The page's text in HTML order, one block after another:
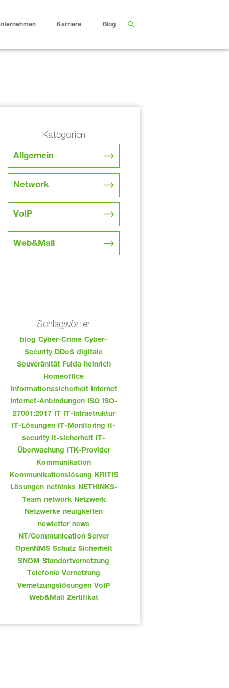
Karriere Blog
Kategorien
Allgemein
Network
VoIP
Web&Mail
Schlagwörter
blog Cyber-Crime Cyber-
Security DDoS digitale
Souveränität Fulda heinrich
Homeoffice
Informationssicherheit Internet
Internet-Anbindungen ISO ISO-
27001:2017 IT
IT-Infrastruktur
IT-Lösungen IT-Monitoring
it-
security it-sicherheit IT-
Überwachung
ITK-Provider
Kommunikation
Kommunikationslösung
KRITIS
Lösungen nethinks NETHINKS-
Team network Netzwerk
Netzwerke neuigkeiten
newletter news
NT/Communication Server
OpenNMS Schutz Sicherheit
SNOM Standortvernetzung
Telefonie Vernetzung
Vernetzungslösungen VoIP
Web&Mail Zertifikat